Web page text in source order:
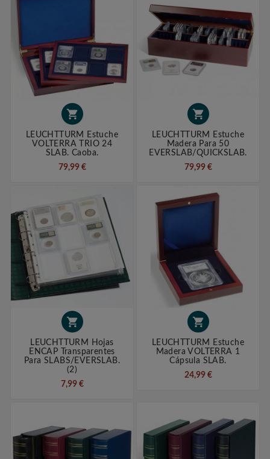

LEUCHTTURM Estuche
VOLTERRA TRIO 24
SLAB. Caoba.
79,99 €

LEUCHTTURM Estuche
Madera Para 50
EVERSLAB/QUICKSLAB.
79,99 €

LEUCHTTURM Hojas
ENCAP Transparentes
Para SLABS/EVERSLAB.
(2)
7,99 €

LEUCHTTURM Estuche
Madera VOLTERRA 1
Cápsula SLAB.
24,99 €